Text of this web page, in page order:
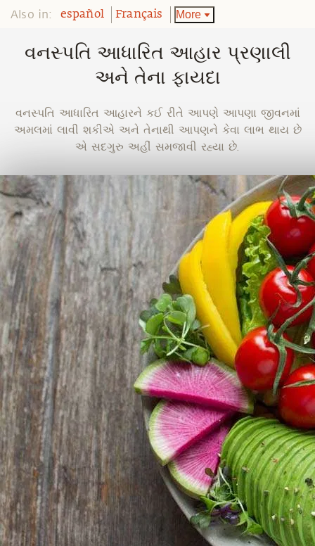
Also in: español Français More
વનસ્પતિ આધારિત આહાર પ્રણાલી
અને તેના ફાયદા
વનસ્પતિ આધારિત આહારને કઈ રીતે આપણે આપણા જીવનમાં
અમલમાં લાવી શકીએ અને તેનાથી આપણને કેવા લાભ થાય છે
એ સદગુરુ અહીં સમજાવી રહ્યા છે.